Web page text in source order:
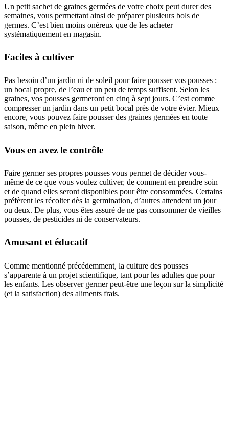
Un petit sachet de graines germées de votre choix peut durer des
semaines, vous permettant ainsi de préparer plusieurs bols de
germes. C’est bien moins onéreux que de les acheter
systématiquement en magasin.
Faciles à cultiver
Pas besoin d’un jardin ni de soleil pour faire pousser vos pousses :
un bocal propre, de l’eau et un peu de temps suffisent. Selon les
graines, vos pousses germeront en cinq à sept jours. C’est comme
compresser un jardin dans un petit bocal près de votre évier. Mieux
encore, vous pouvez faire pousser des graines germées en toute
saison, même en plein hiver.
Vous en avez le contrôle
Faire germer ses propres pousses vous permet de décider vous-
même de ce que vous voulez cultiver, de comment en prendre soin
et de quand elles seront disponibles pour être consommées. Certains
préfèrent les récolter dès la germination, d’autres attendent un jour
ou deux. De plus, vous êtes assuré de ne pas consommer de vieilles
pousses, de pesticides ni de conservateurs.
Amusant et éducatif
Comme mentionné précédemment, la culture des pousses
s’apparente à un projet scientifique, tant pour les adultes que pour
les enfants. Les observer germer peut-être une leçon sur la simplicité
(et la satisfaction) des aliments frais.